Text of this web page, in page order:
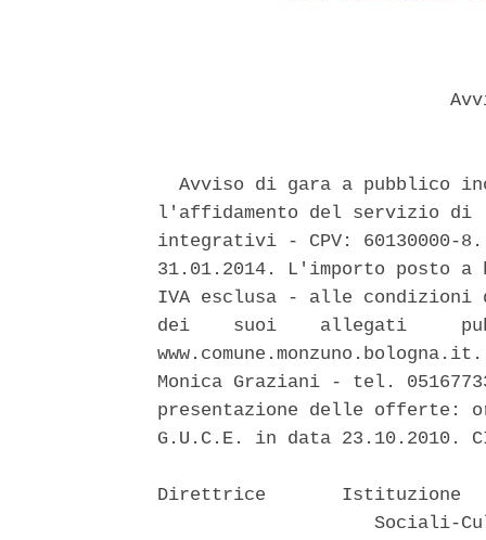
Avviso di gara a pubblico
l'affidamento del servizio
integrativi - CPV: 60130000-
31.01.2014. L'importo posto
IVA esclusa - alle condizioni
dei    suoi    allegati
Monica Graziani - tel.
presentazione delle offerte:
G.U.C.E. in data 23.10.2010.
Direttrice       Istituzione
Sociali-